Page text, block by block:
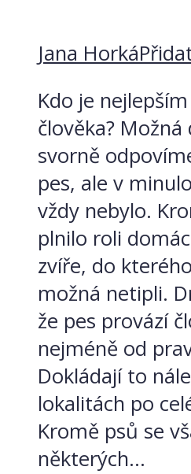
Jana Horká
Kdo je
člověka? Možná
svorně
pes, ale v
vždy nebylo.
plnilo roli
zvíře, do
možná netipli.
že pes provází
nejméně od
Dokládají to
lokalitách po
Kromě psů se
některých...